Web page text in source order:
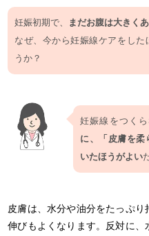
妊娠初期で、
まだお腹は大きくあ
なぜ、今から妊娠線ケアをした
うか？
妊娠線をつくら
に、「皮膚を柔
いたほうがよい
皮膚は、水分や油分をたっぷり
伸びもよくなります。反対に、